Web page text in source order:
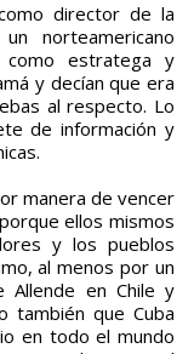
norteamericano
como estratega y
y decían que era
al respecto. Lo
de información y
manera de vencer
ellos mismos
y los pueblos
al menos por un
en Chile y
también que Cuba
en todo el mundo